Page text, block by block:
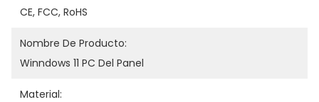
CE, FCC, RoHS
Nombre De Producto:
Winndows 11 PC Del Panel
Material: